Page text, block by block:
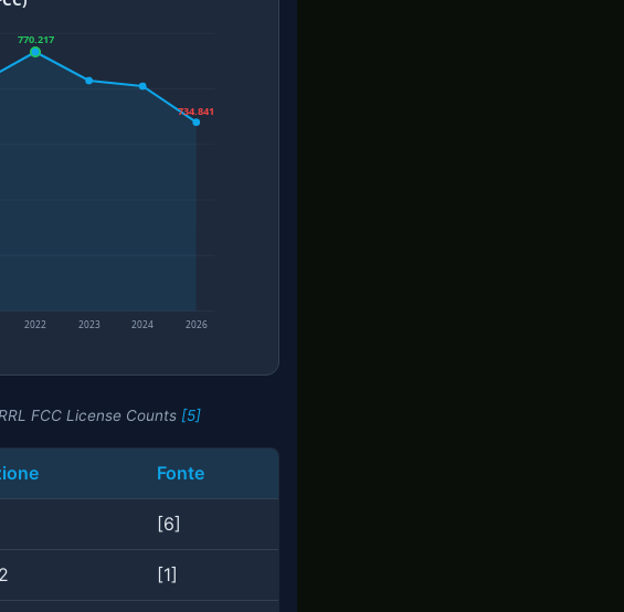
770.217
734.841
2022 2023 2024 2026
FCC License Counts [5]
Fonte
[6]
[1]